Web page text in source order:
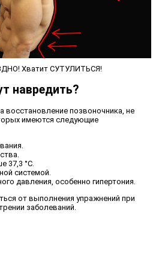
Хватит СУТУЛИТЬСЯ!
навредить?
восстановление позвоночника, не
имеются следующие
37,3 °С.
системой.
давления, особенно гипертония.
от выполнения упражнений при
заболеваний.